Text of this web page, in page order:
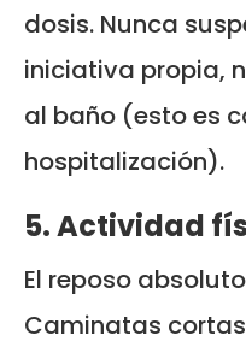
dosis. Nunca
iniciativa propia,
al baño (esto es
hospitalización).
5. Actividad
El reposo
Caminatas